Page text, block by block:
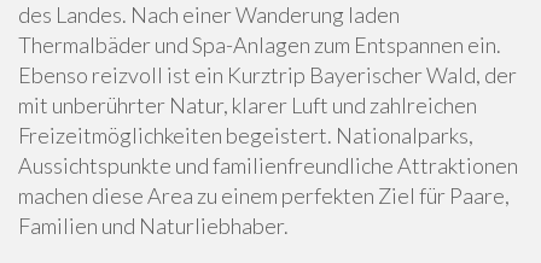
des Landes. Nach einer Wanderung laden
Thermalbäder und Spa-Anlagen zum Entspannen ein.
Ebenso reizvoll ist ein Kurztrip Bayerischer Wald, der
mit unberührter Natur, klarer Luft und zahlreichen
Freizeitmöglichkeiten begeistert. Nationalparks,
Aussichtspunkte und familienfreundliche Attraktionen
machen diese Area zu einem perfekten Ziel für Paare,
Familien und Naturliebhaber.